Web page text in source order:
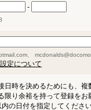
-
、
定について
時を決めるためにも、複
り余裕を持って登録をお
の日付を指定してください